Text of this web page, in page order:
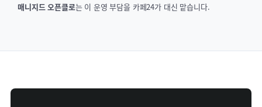
매니지드 오픈클로는 이 운영 부담을 카페24가 대신 맡습니다.